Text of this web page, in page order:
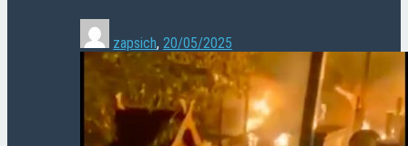
zapsich, 20/05/2025